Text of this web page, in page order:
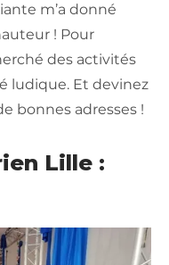
m’a donné
! Pour
des activités
ludique. Et devinez
bonnes adresses !
Lille :